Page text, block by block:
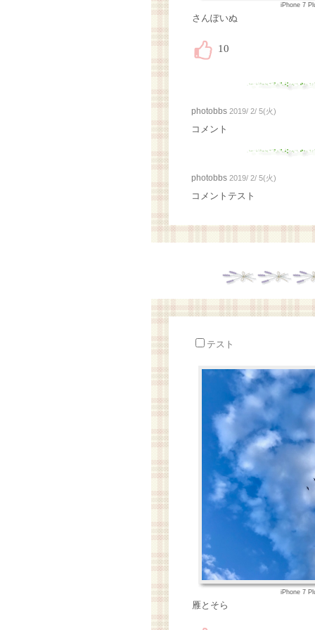
iPhone 7
さんぽいぬ
photobbs 2019/ 2/ 5(火)
コメント
photobbs 2019/ 2/ 5(火)
コメントテスト
テスト
iPhone 7
雁とそら